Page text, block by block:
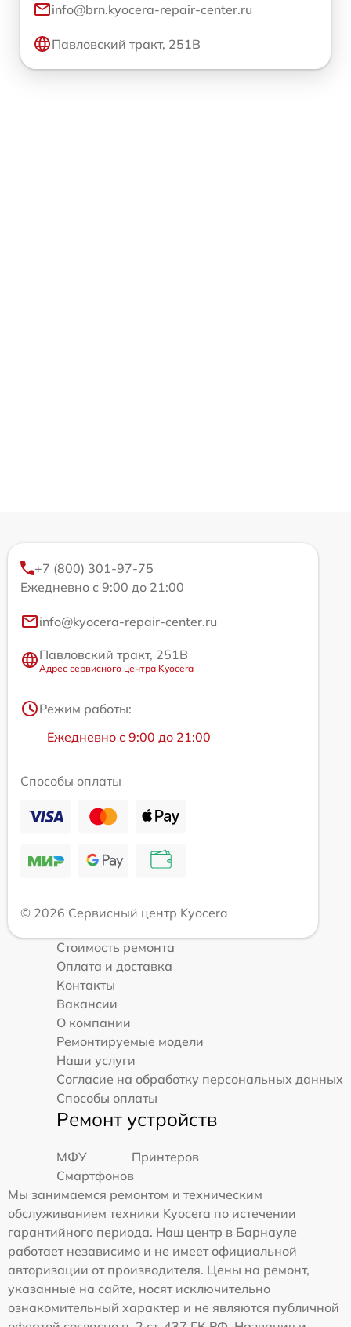
info@brn.kyocera-repair-center.ru
Павловский тракт, 251В
+7 (800) 301-97-75
Ежедневно с 9:00 до 21:00
info@kyocera-repair-center.ru
Павловский тракт, 251В
Адрес сервисного центра Kyocera
Режим работы:
Ежедневно с 9:00 до 21:00
Способы оплаты
© 2026 Сервисный центр Kyocera
Стоимость ремонта
Оплата и доставка
Контакты
Вакансии
О компании
Ремонтируемые модели
Наши услуги
Согласие на обработку персональных данных
Способы оплаты
Ремонт устройств
МФУ
Принтеров
Смартфонов
Мы занимаемся ремонтом и техническим
обслуживанием техники Kyocera по истечении
гарантийного периода. Наш центр в Барнауле
работает независимо и не имеет официальной
авторизации от производителя. Цены на ремонт,
указанные на сайте, носят исключительно
ознакомительный характер и не являются публичной